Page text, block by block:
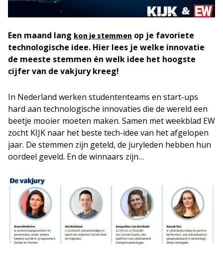
Een maand lang kon je stemmen op je favoriete
technologische idee. Hier lees je welke innovatie
de meeste stemmen én welk idee het hoogste
cijfer van de vakjury kreeg!
In Nederland werken studententeams en start-ups
hard aan technologische innovaties die de wereld een
beetje mooier moeten maken. Samen met weekblad EW
zocht KIJK naar het beste tech-idee van het afgelopen
jaar. De stemmen zijn geteld, de juryleden hebben hun
oordeel geveld. En de winnaars zijn…